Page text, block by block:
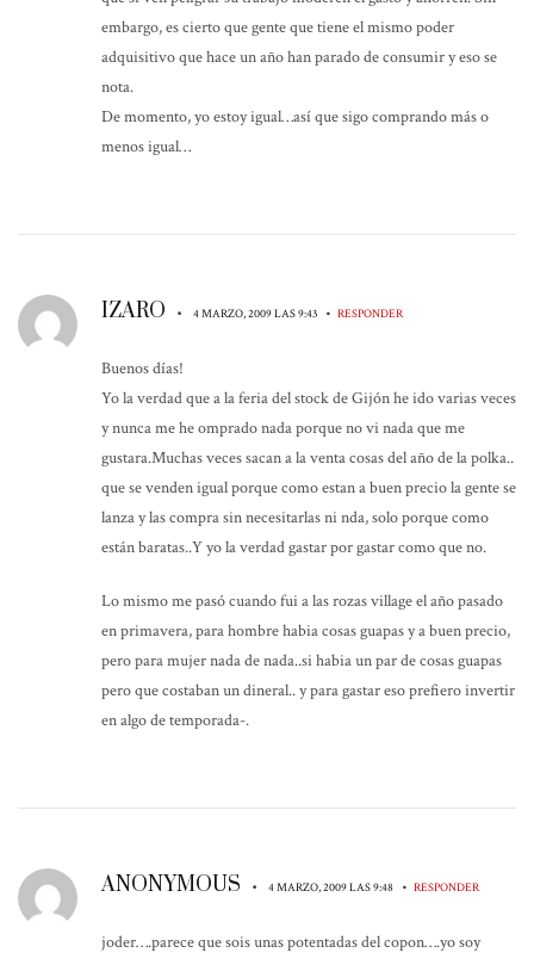
embargo, es cierto que gente que tiene el mismo poder
adquisitivo que hace un año han parado de consumir y eso se
nota.
De momento, yo estoy igual…así que sigo comprando más o
menos igual…
IZARO • 4 MARZO, 2009 LAS 9:43 • RESPONDER
Buenos días!
Yo la verdad que a la feria del stock de Gijón he ido varias veces
y nunca me he omprado nada porque no vi nada que me
gustara.Muchas veces sacan a la venta cosas del año de la polka..
que se venden igual porque como estan a buen precio la gente se
lanza y las compra sin necesitarlas ni nda, solo porque como
están baratas..Y yo la verdad gastar por gastar como que no.
Lo mismo me pasó cuando fui a las rozas village el año pasado
en primavera, para hombre habia cosas guapas y a buen precio,
pero para mujer nada de nada..si habia un par de cosas guapas
pero que costaban un dineral.. y para gastar eso prefiero invertir
en algo de temporada-.
ANONYMOUS • 4 MARZO, 2009 LAS 9:48 • RESPONDER
joder….parece que sois unas potentadas del copon….yo soy